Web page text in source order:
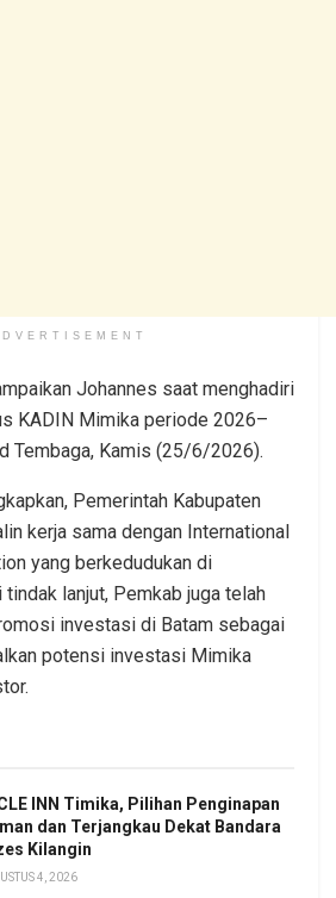
Johannes saat menghadiri
KADIN Mimika periode 2026–
Tembaga, Kamis (25/6/2026).
Pemerintah Kabupaten
kerja sama dengan International
yang berkedudukan di
tindak lanjut, Pemkab juga telah
investasi di Batam sebagai
potensi investasi Mimika
INN Timika, Pilihan Penginapan
dan Terjangkau Dekat Bandara
Kilangin
4, 2026